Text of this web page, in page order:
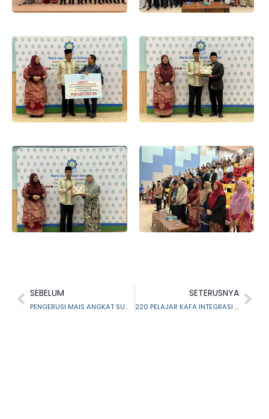
SEBELUM
PENGERUSI MAIS ANGKAT SUMPAH SEBAGAI AHLI DEWAN DIRAJA SELANGOR SESI 2025-2028
SETERUSNYA
220 PELAJAR KAFA INTEGRASI MASJID PROTON TERIMA BANTUAN WANG SAKU FIDYAH MAIS